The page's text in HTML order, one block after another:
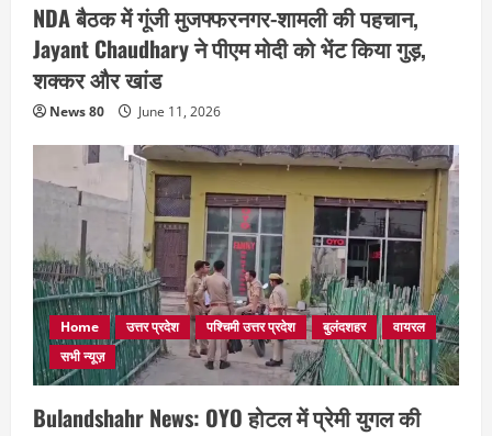
NDA बैठक में गूंजी मुजफ्फरनगर-शामली की पहचान,
Jayant Chaudhary ने पीएम मोदी को भेंट किया गुड़,
शक्कर और खांड
News 80 June 11, 2026
Home उत्तर प्रदेश पश्चिमी उत्तर प्रदेश बुलंदशहर
वायरल
सभी न्यूज़
Bulandshahr News: OYO होटल में प्रेमी युगल की